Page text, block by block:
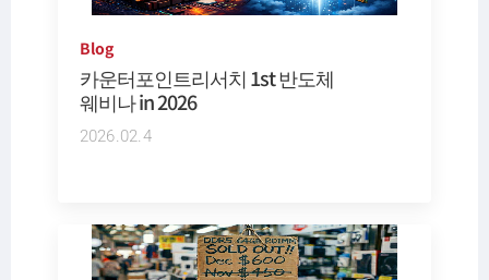
Blog
카운터포인트리서치 1st 반도체
웨비나 in 2026
2026.02.4